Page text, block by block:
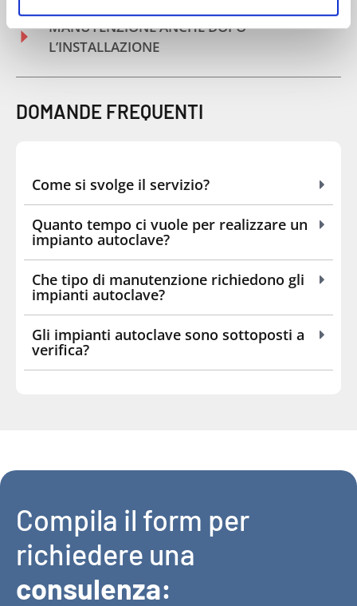
MANUTENZIONE ANCHE DOPO
L’INSTALLAZIONE
DOMANDE FREQUENTI
Come si svolge il servizio?
Quanto tempo ci vuole per realizzare un
impianto autoclave?
Che tipo di manutenzione richiedono gli
impianti autoclave?
Gli impianti autoclave sono sottoposti a
verifica?
Compila il form per
richiedere una
consulenza: